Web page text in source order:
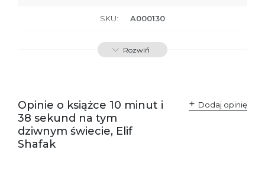
SKU: A000130
Producent / Osoby
odpowiedzialne za
Wydawnictwo Poznańskie
Sp. z o.o.
+48 61 623 38 38
Ostrzeżenia oraz
informacje dotyczące
bezpieczeństwa:
Rozwiń
Opinie o książce 10 minut i
38 sekund na tym
dziwnym świecie, Elif
Shafak
Dodaj opinię